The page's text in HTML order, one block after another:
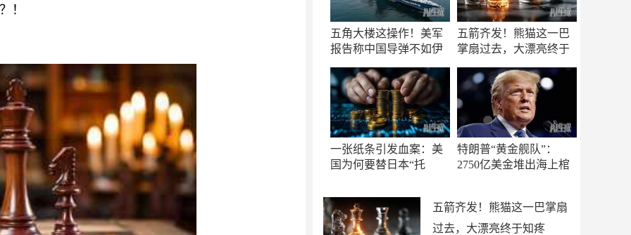
！
五角大楼这操作！美军
报告称中国导弹不如伊
五箭齐发！熊猫这一巴
掌扇过去，大漂亮终于
一张纸条引发血案：美
国为何要替日本“托
特朗普“黄金舰队”：
2750亿美金堆出海上棺
五箭齐发！熊猫这一巴掌扇
过去，大漂亮终于知疼